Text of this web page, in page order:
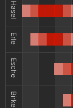
Hasel
Erle
Esche
Birke